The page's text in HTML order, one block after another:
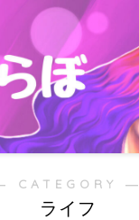
CATEGORY ―
ライフ